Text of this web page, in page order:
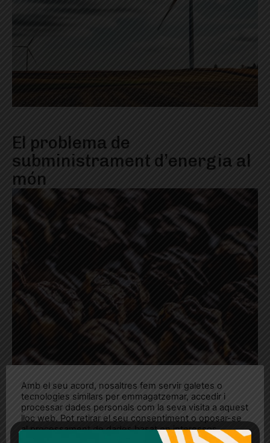
El problema de
subministrament d’energia al
món
Amb el seu acord, nosaltres fem servir galetes o
tecnologies similars per emmagatzemar, accedir i
processar dades personals com la seva visita a aquest
lloc web. Pot retirar el seu consentiment o oposar-se
al processament de dades basat en interessos
legítims en qualsevol moment fent clic a "Ajustos de